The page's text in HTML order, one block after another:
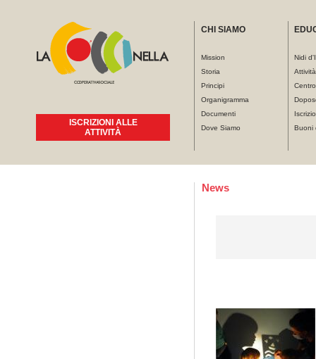
ISCRIZIONI ALLE
ATTIVITÀ
CHI SIAMO
Mission
Storia
Principi
Organigramma
Documenti
Dove Siamo
Nidi
Buoni
Tu sei qui
News